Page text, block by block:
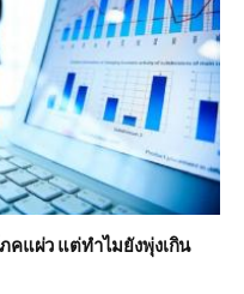
คแผ่ว แต่ทำไมยังพุ่งเกิน